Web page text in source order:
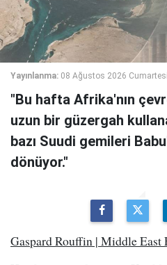
Yayınlanma: 08 Ağustos 2026
"Bu hafta Afrika'nın
uzun bir güzergah
bazı Suudi gemileri
dönüyor."
Gaspard Rouffin | Middle East